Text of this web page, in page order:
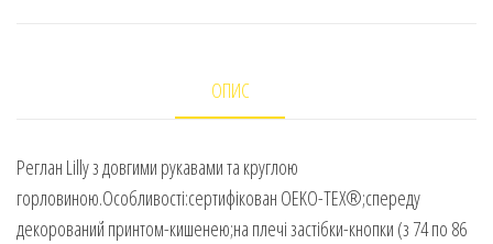
ОПИС
Реглан Lilly з довгими рукавами та круглою
горловиною.Особливості:сертифікован OEKO-TEX®;спереду
декорований принтом-кишенею;на плечі застібки-кнопки (з 74 по 86